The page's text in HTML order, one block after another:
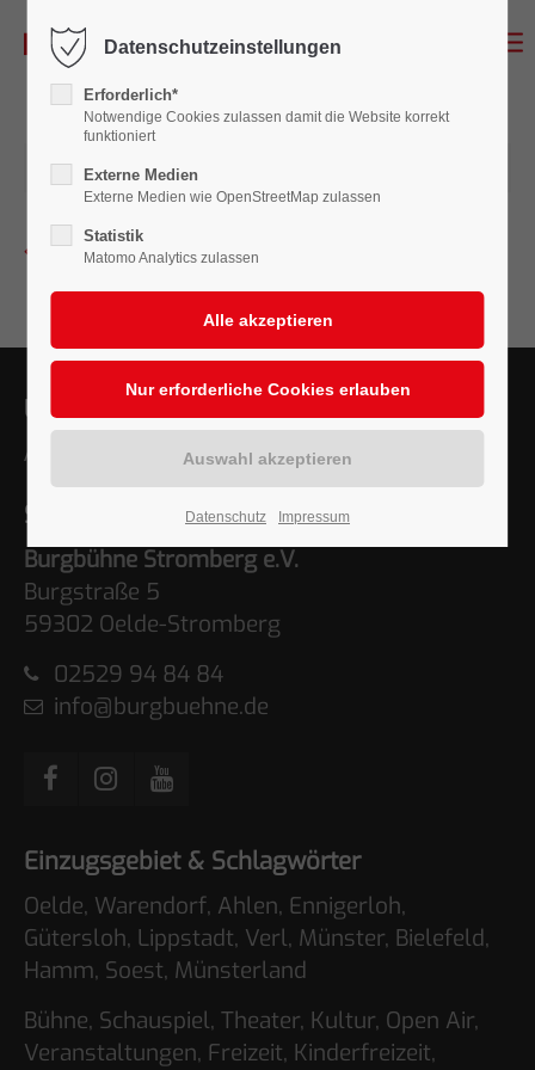
25.01.2024 18:46
Zurück zur Newsübersicht
Unsere nächsten Veranstaltungen
Aktuell sind keine Termine vorhanden.
So erreichen Sie uns
Burgbühne Stromberg e.V.
Burgstraße 5
59302 Oelde-Stromberg
02529 94 84 84
info@burgbuehne.de
Einzugsgebiet & Schlagwörter
Oelde, Warendorf, Ahlen, Ennigerloh,
Gütersloh, Lippstadt, Verl, Münster, Bielefeld,
Hamm, Soest, Münsterland
Bühne, Schauspiel, Theater, Kultur, Open Air,
Veranstaltungen, Freizeit, Kinderfreizeit,
Datenschutzeinstellungen
Erforderlich*
Notwendige Cookies zulassen damit die Website korrekt
funktioniert
Externe Medien
Externe Medien wie OpenStreetMap zulassen
Statistik
Matomo Analytics zulassen
Datenschutz Impressum